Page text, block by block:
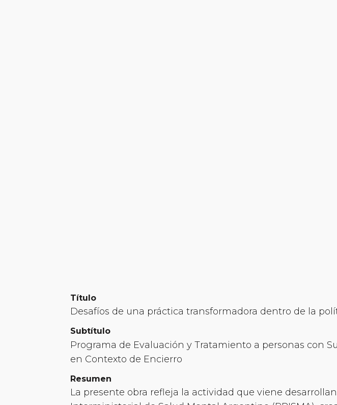
Título
Desafíos de una práctica transformadora dentro de la
Subtítulo
Programa de Evaluación y Tratamiento a personas con
en Contexto de Encierro
Resumen
La presente obra refleja la actividad que viene